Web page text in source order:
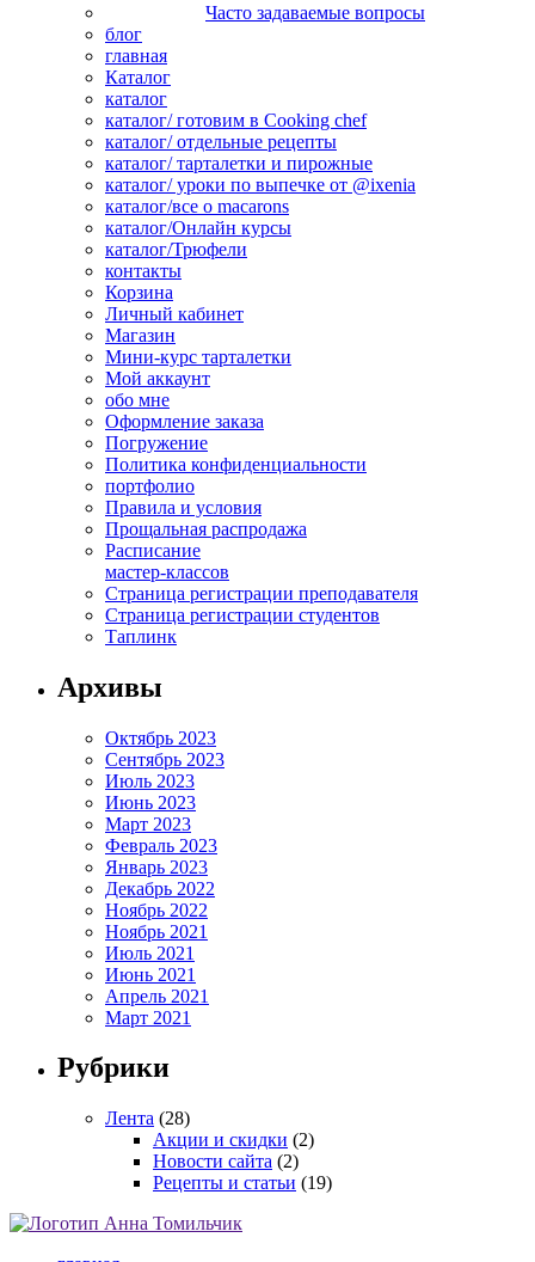
Часто задаваемые вопросы
блог
главная
Каталог
каталог
каталог/ готовим в Cooking chef
каталог/ отдельные рецепты
каталог/ тарталетки и пирожные
каталог/ уроки по выпечке от @ixenia
каталог/все о macarons
каталог/Онлайн курсы
каталог/Трюфели
контакты
Корзина
Личный кабинет
Магазин
Мини-курс тарталетки
Мой аккаунт
обо мне
Оформление заказа
Погружение
Политика конфиденциальности
портфолио
Правила и условия
Прощальная распродажа
Расписание
мастер-классов
Страница регистрации преподавателя
Страница регистрации студентов
Таплинк
Архивы
Октябрь 2023
Сентябрь 2023
Июль 2023
Июнь 2023
Март 2023
Февраль 2023
Январь 2023
Декабрь 2022
Ноябрь 2022
Ноябрь 2021
Июль 2021
Июнь 2021
Апрель 2021
Март 2021
Рубрики
Лента (28)
Акции и скидки (2)
Новости сайта (2)
Рецепты и статьи (19)